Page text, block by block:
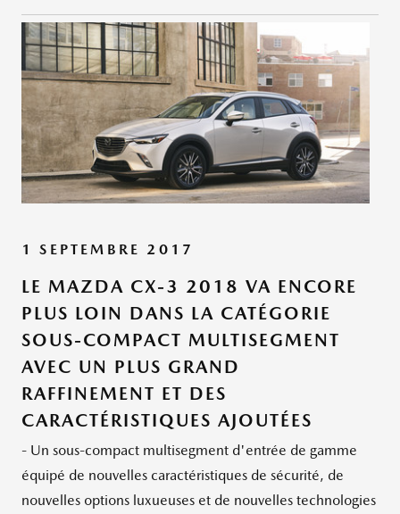
1 SEPTEMBRE 2017
LE MAZDA CX-3 2018 VA ENCORE
PLUS LOIN DANS LA CATÉGORIE
SOUS-COMPACT MULTISEGMENT
AVEC UN PLUS GRAND
RAFFINEMENT ET DES
CARACTÉRISTIQUES AJOUTÉES
- Un sous-compact multisegment d'entrée de gamme
équipé de nouvelles caractéristiques de sécurité, de
nouvelles options luxueuses et de nouvelles technologies